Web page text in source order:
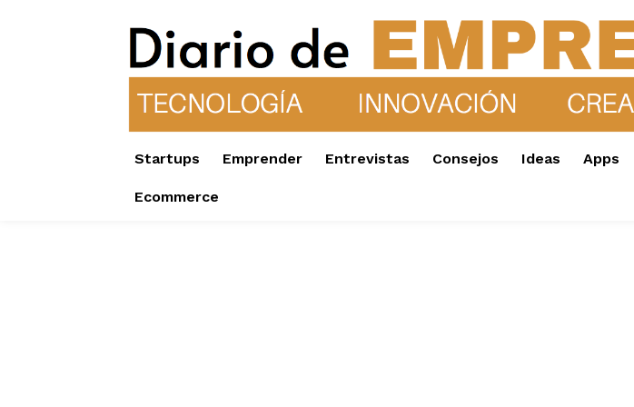
Startups Emprender Entrevistas Consejos Ideas Apps
Ecommerce